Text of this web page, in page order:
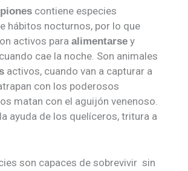
contiene especies
hábitos nocturnos, por lo que
activos para alimentarse y
cae la noche. Son animales
activos, cuando van a capturar a
con los poderosos
matan con el aguijón venenoso.
ayuda de los quelíceros, tritura a
son capaces de sobrevivir sin